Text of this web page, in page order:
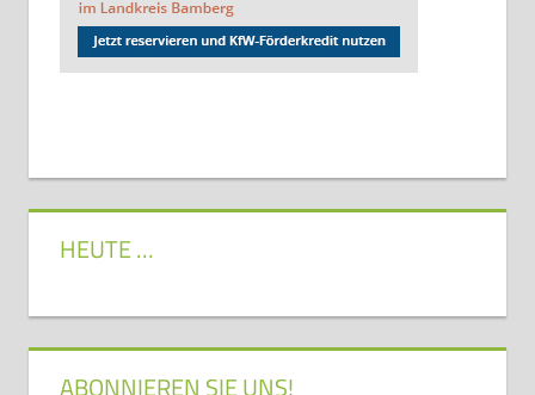
HEUTE …
ABONNIEREN SIE UNS!